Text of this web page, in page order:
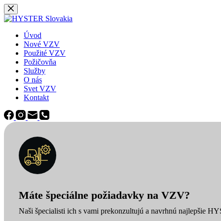
Späť
na
Úvod
Nové VZV
Použité VZV
Požičovňa
Služby
O nás
Svet VZV
Kontakt
Máte špeciálne požiadavky na VZV?
Naši špecialisti ich s vami prekonzultujú a navrhnú najlepšie